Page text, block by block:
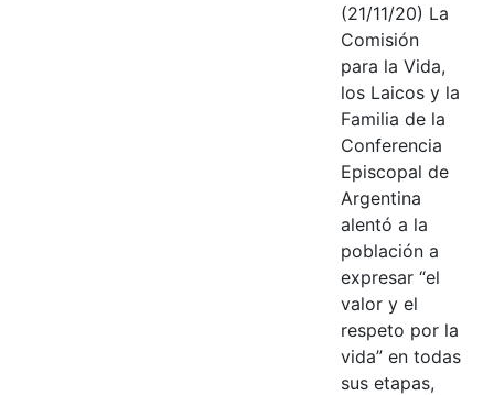
(21/11/20) La
Comisión
para la Vida,
los Laicos y la
Familia de la
Conferencia
Episcopal de
Argentina
alentó a la
población a
expresar “el
valor y el
respeto por la
vida” en todas
sus etapas,